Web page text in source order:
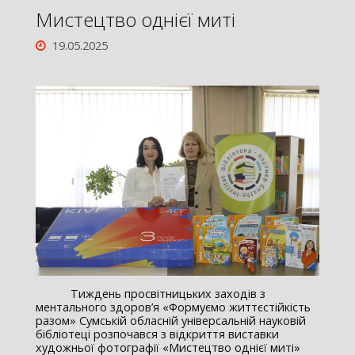
Мистецтво однієї миті
19.05.2025
Тиждень просвітницьких заходів з
ментального здоров’я «Формуємо життєстійкість
разом» Сумській обласній універсальній науковій
бібліотеці розпочався з відкриття виставки
художньої фотографії «Мистецтво однієї миті»